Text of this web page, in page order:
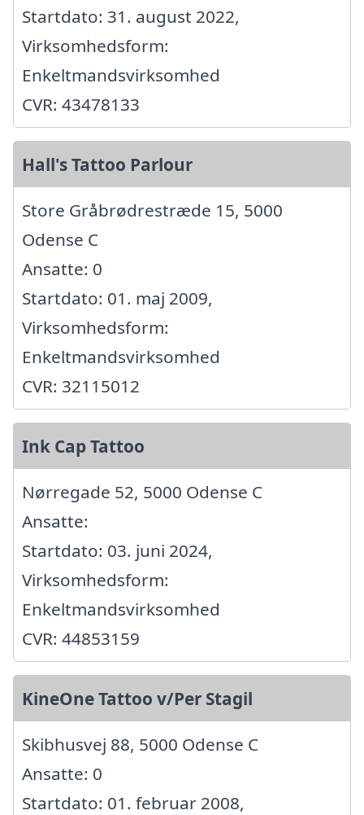
Startdato: 31. august 2022,
Virksomhedsform:
Enkeltmandsvirksomhed
CVR: 43478133
Hall's Tattoo Parlour
Store Gråbrødrestræde 15, 5000
Odense C
Ansatte: 0
Startdato: 01. maj 2009,
Virksomhedsform:
Enkeltmandsvirksomhed
CVR: 32115012
Ink Cap Tattoo
Nørregade 52, 5000 Odense C
Ansatte:
Startdato: 03. juni 2024,
Virksomhedsform:
Enkeltmandsvirksomhed
CVR: 44853159
KineOne Tattoo v/Per Stagil
Skibhusvej 88, 5000 Odense C
Ansatte: 0
Startdato: 01. februar 2008,